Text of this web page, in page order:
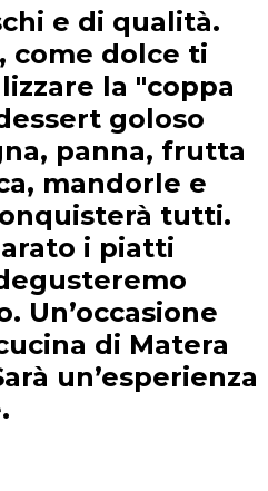
e di qualità.
come dolce ti
la "coppa
goloso
panna, frutta
mandorle e
tutti.
i piatti
Un’occasione
di Matera
un’esperienza